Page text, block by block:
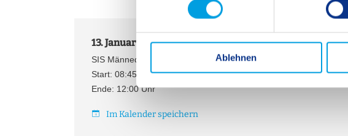
l
l
i
g
n
Ablehnen
13. Januar 2027
SIS Männedorf-Zürich: Besuchen Sie unseren Tag der offenen Tür!
Start: 08:45 Uhr
Ende: 12:00 Uhr
Im Kalender speichern